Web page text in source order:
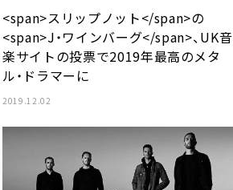
<span>スリップノット</span>の
<span>J・ワインバーグ</span>、UK音
楽サイトの投票で2019年最高のメタ
ル・ドラマーに
2019.12.02